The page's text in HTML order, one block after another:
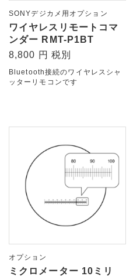
SONYデジカメ用オプション
ワイヤレスリモートコマ
ンダー RMT-P1BT
8,800 円 税別
Bluetooth接続のワイヤレスシャ
ッターリモコンです
オプション
ミクロメーター 10ミリ